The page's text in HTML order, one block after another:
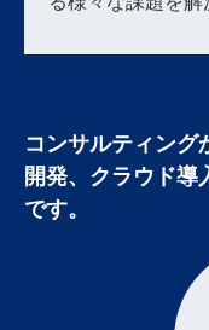
コンサルティン
開発、クラウド導
です。